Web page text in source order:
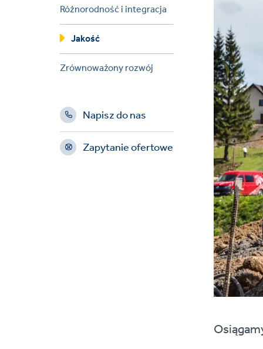
Różnorodność i integracja
Jakość
Zrównoważony rozwój
Napisz do nas
Zapytanie ofertowe